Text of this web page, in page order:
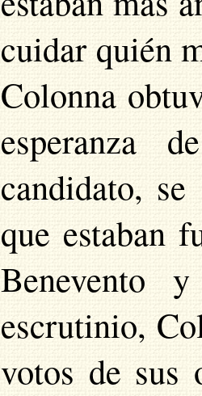
cuidar quién
Colonna
esperanza
candidato,
que estaban
Benevento
escrutinio,
votos de sus